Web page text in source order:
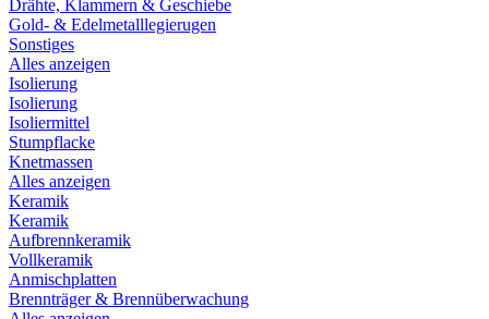
Drähte, Klammern & Geschiebe
Gold- & Edelmetalllegierugen
Sonstiges
Alles anzeigen
Isolierung
Isolierung
Isoliermittel
Stumpflacke
Knetmassen
Alles anzeigen
Keramik
Keramik
Aufbrennkeramik
Vollkeramik
Anmischplatten
Brennträger & Brennüberwachung